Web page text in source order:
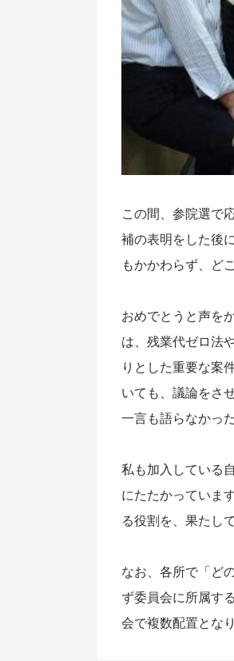
この間、参院選で
補の表明をした後
もかかわらず、ど
おめでとうと声を
は、残業代ゼロ法
りとした重要な案
いても、議論をさ
一言も語らなかっ
私も加入している
にたたかっていま
る役割を、果たし
なお、各所で「ど
ず委員会に所属す
会で複数配置とな